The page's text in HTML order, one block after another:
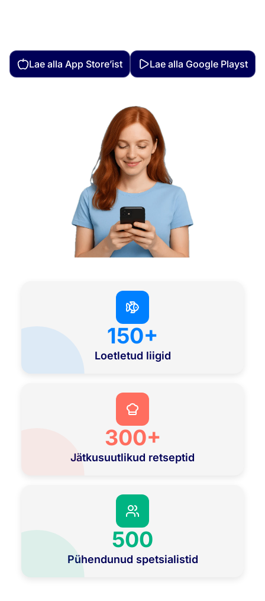
Lae alla App Store’ist Lae alla Google Playst
150+
Loetletud liigid
300+
Jätkusuutlikud retseptid
500
Pühendunud spetsialistid